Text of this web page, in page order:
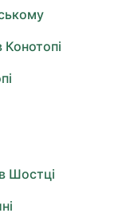
Шостці